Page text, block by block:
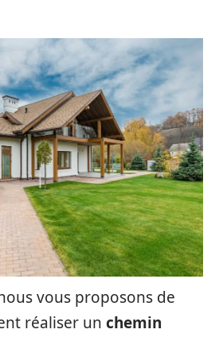
vous proposons de
réaliser un chemin